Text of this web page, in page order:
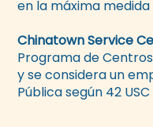
en la máxima medida
Chinatown Service
Programa de
y se considera un
Pública según 42